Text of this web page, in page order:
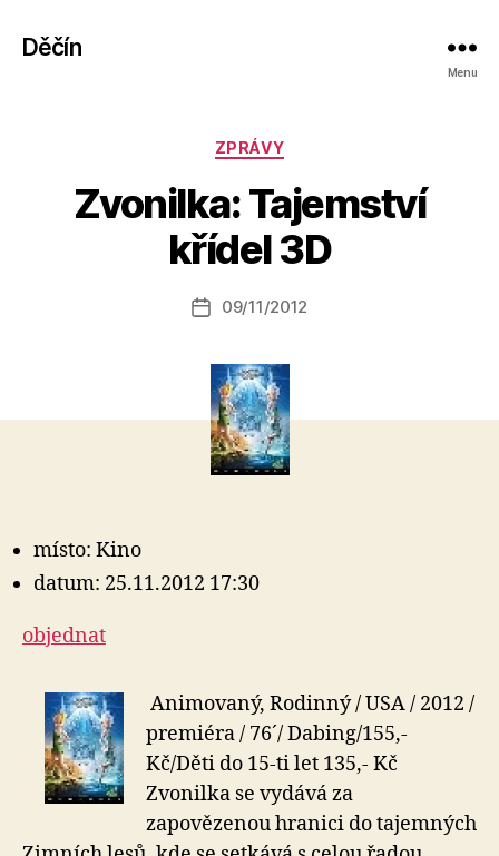
Děčín
Menu
Rubriky
ZPRÁVY
Zvonilka: Tajemství
křídel 3D
Autor
příspěvku
A
u
t
o
a
Datum
09/11/2012
místo: Kino
datum: 25.11.2012 17:30
objednat
Animovaný, Rodinný / USA / 2012 /
premiéra / 76´/ Dabing/155,-
Kč/Děti do 15-ti let 135,- Kč
Zvonilka se vydává za
zapovězenou hranici do tajemných